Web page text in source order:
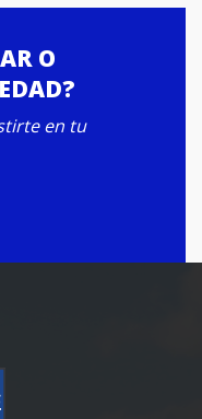
O
en tu